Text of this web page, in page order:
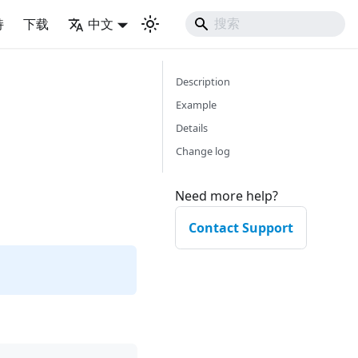
下载 中文
Description
Example
Details
Change log
Need more help?
Contact Support